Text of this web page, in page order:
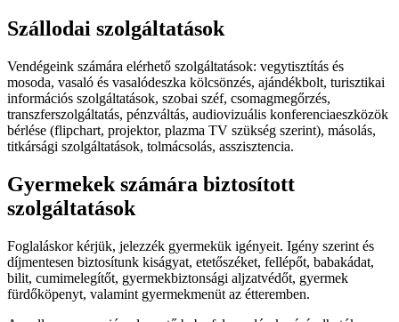
Szállodai szolgáltatások
Vendégeink számára elérhető szolgáltatások: vegytisztítás és
mosoda, vasaló és vasalódeszka kölcsönzés, ajándékbolt, turisztikai
információs szolgáltatások, szobai széf, csomagmegőrzés,
transzferszolgáltatás, pénzváltás, audiovizuális konferenciaeszközök
bérlése (flipchart, projektor, plazma TV szükség szerint), másolás,
titkársági szolgáltatások, tolmácsolás, asszisztencia.
Gyermekek számára biztosított
szolgáltatások
Foglaláskor kérjük, jelezzék gyermekük igényeit. Igény szerint és
díjmentesen biztosítunk kiságyat, etetőszéket, fellépőt, babakádat,
bilit, cumimelegítőt, gyermekbiztonsági aljzatvédőt, gyermek
fürdőköpenyt, valamint gyermekmenüt az étteremben.